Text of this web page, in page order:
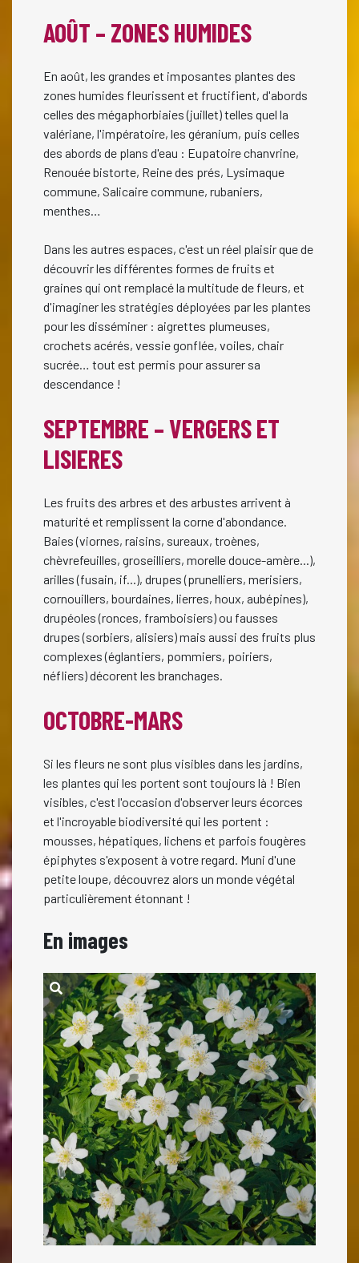
AOÛT – ZONES HUMIDES
En août, les grandes et imposantes plantes des
zones humides fleurissent et fructifient, d'abords
celles des mégaphorbiaies (juillet) telles quel la
valériane, l'impératoire, les géranium, puis celles
des abords de plans d'eau : Eupatoire chanvrine,
Renouée bistorte, Reine des prés, Lysimaque
commune, Salicaire commune, rubaniers,
menthes…
Dans les autres espaces, c'est un réel plaisir que de
découvrir les différentes formes de fruits et
graines qui ont remplacé la multitude de fleurs, et
d'imaginer les stratégies déployées par les plantes
pour les disséminer : aigrettes plumeuses,
crochets acérés, vessie gonflée, voiles, chair
sucrée… tout est permis pour assurer sa
descendance !
SEPTEMBRE – VERGERS ET
LISIERES
Les fruits des arbres et des arbustes arrivent à
maturité et remplissent la corne d'abondance.
Baies (viornes, raisins, sureaux, troènes,
chèvrefeuilles, groseilliers, morelle douce-amère...),
arilles (fusain, if...), drupes (prunelliers, merisiers,
cornouillers, bourdaines, lierres, houx, aubépines),
drupéoles (ronces, framboisiers) ou fausses
drupes (sorbiers, alisiers) mais aussi des fruits plus
complexes (églantiers, pommiers, poiriers,
néfliers) décorent les branchages.
OCTOBRE-MARS
Si les fleurs ne sont plus visibles dans les jardins,
les plantes qui les portent sont toujours là ! Bien
visibles, c'est l'occasion d'observer leurs écorces
et l'incroyable biodiversité qui les portent :
mousses, hépatiques, lichens et parfois fougères
épiphytes s'exposent à votre regard. Muni d'une
petite loupe, découvrez alors un monde végétal
particulièrement étonnant !
En images